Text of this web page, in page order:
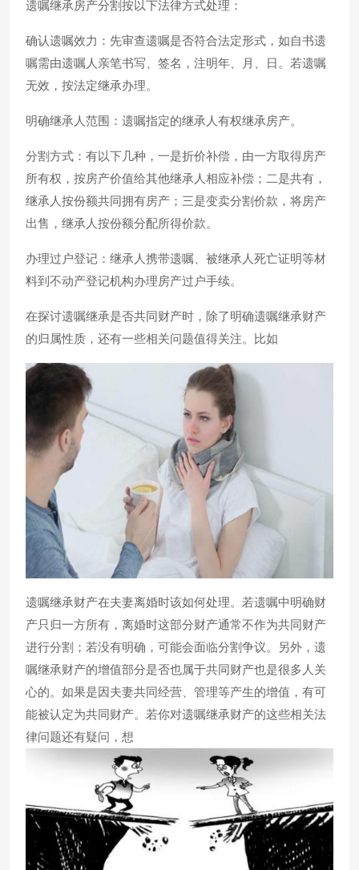
遗嘱继承房产分割按以下法律方式处理：
确认遗嘱效力：先审查遗嘱是否符合法定形式，如自书遗
嘱需由遗嘱人亲笔书写、签名，注明年、月、日。若遗嘱
无效，按法定继承办理。
明确继承人范围：遗嘱指定的继承人有权继承房产。
分割方式：有以下几种，一是折价补偿，由一方取得房产
所有权，按房产价值给其他继承人相应补偿；二是共有，
继承人按份额共同拥有房产；三是变卖分割价款，将房产
出售，继承人按份额分配所得价款。
办理过户登记：继承人携带遗嘱、被继承人死亡证明等材
料到不动产登记机构办理房产过户手续。
在探讨遗嘱继承是否共同财产时，除了明确遗嘱继承财产
的归属性质，还有一些相关问题值得关注。比如
遗嘱继承财产在夫妻离婚时该如何处理。若遗嘱中明确财
产只归一方所有，离婚时这部分财产通常不作为共同财产
进行分割；若没有明确，可能会面临分割争议。另外，遗
嘱继承财产的增值部分是否也属于共同财产也是很多人关
心的。如果是因夫妻共同经营、管理等产生的增值，有可
能被认定为共同财产。若你对遗嘱继承财产的这些相关法
律问题还有疑问，想